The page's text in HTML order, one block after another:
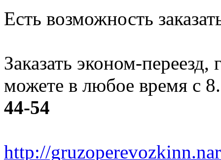
Есть возможность
Заказать эконом-переезд,
можете в любое время с
44-54
http://